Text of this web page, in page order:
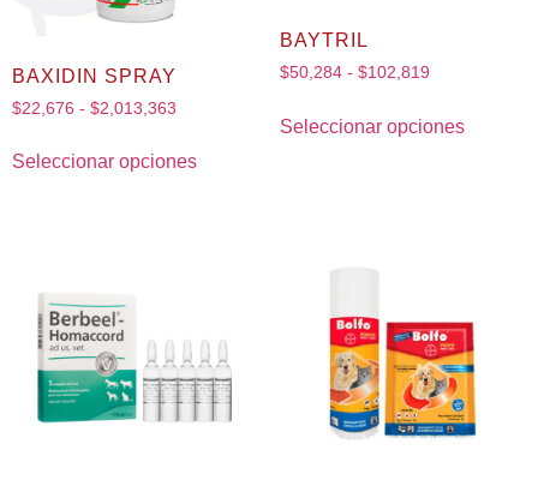
BAXIDIN SPRAY
$22,676 - $2,013,363
Seleccionar opciones
BAYTRIL
$50,284 - $102,819
Seleccionar opciones